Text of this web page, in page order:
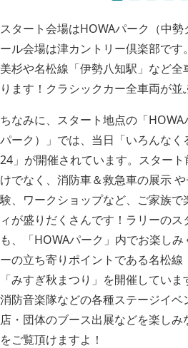
スタート会場はHOWAパーク（中
ール会場は津カントリー倶楽部です
美杉や名松線「伊勢八知駅」など
ります！クラシックカー全車両が並
ちなみに、スタート地点の「
パーク）」では、当日「いろんな
24」が開催されています。スター
けでなく、消防車＆救急車の展示
験、ワークショップなど、ご家族で
ィが盛りだくさんです！ラリーの
も、「HOWAパーク」内でお楽し
ーの立ち寄りポイントである名松線
「みすぎ秋まつり」を開催してい
消防音楽隊などの各種ステージイベ
店・団体のブース出展などを楽し
をご覧頂けますよ！